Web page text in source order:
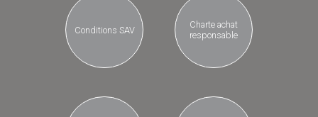
Conditions SAV
Charte achat
responsable